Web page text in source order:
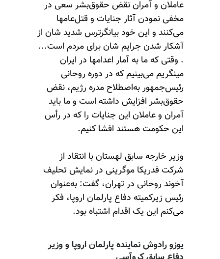
عاملان و آمران نقض حقوق‌بشر سعی در
مخفی نمودن آثار جنایات و قتل‌عامها
می‌کنند و این خود بیانگرترس شدید شان از
آشکار شدن جرایم شان برای مردم است...
. وقتی که ما به آمار اعدامها در ایران
مینگریم می‌بینیم که در دوره روحانی
رئیس‌جمهور به‌اصطلاح مدره رژیم، نقض
حقوق‌بشر افزایش داشته است و ما باید
آمران و عاملان این جنایات را که در رأس
این حکومت هستند افشا کنیم.
وزیر خارجه سابق لهستان با انتقاد از
شرکت فدریکا موگرینی در نمایش تحلیف
آخوند روحانی در تهران، گفت:‌ به‌عنوان
رئیس زیرکمیته دفاع پارلمان اروپا، فکر
می‌کنم این یک اقدام اشتباه بود.
یوزو رادوش نماینده پارلمان اروپا و وزیر